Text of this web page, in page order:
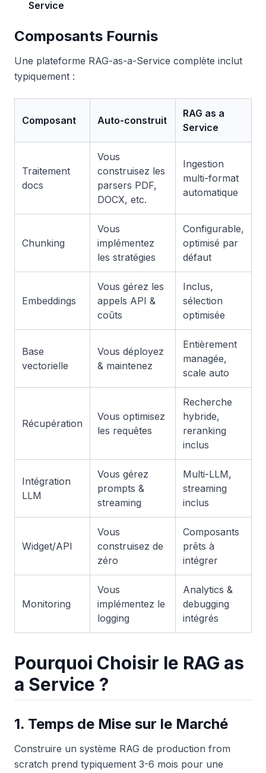
Service
Composants Fournis
Une plateforme RAG-as-a-Service complète inclut
typiquement :
Composant Auto-construit
RAG as a
Service
Traitement
docs
Vous
construisez les
parsers PDF,
DOCX, etc.
Ingestion
multi-format
automatique
Chunking
Vous
implémentez
les stratégies
Configurable,
optimisé par
défaut
Embeddings
Vous gérez les
appels API &
coûts
Inclus,
sélection
optimisée
Base
vectorielle
Vous déployez
& maintenez
Entièrement
managée,
scale auto
Récupération
Vous optimisez
les requêtes
Recherche
hybride,
reranking
inclus
Intégration
LLM
Vous gérez
prompts &
streaming
Multi-LLM,
streaming
inclus
Widget/API
Vous
construisez de
zéro
Composants
prêts à
intégrer
Monitoring
Vous
implémentez le
logging
Analytics &
debugging
intégrés
Pourquoi Choisir le RAG as
a Service ?
1. Temps de Mise sur le Marché
Construire un système RAG de production from
scratch prend typiquement 3-6 mois pour une